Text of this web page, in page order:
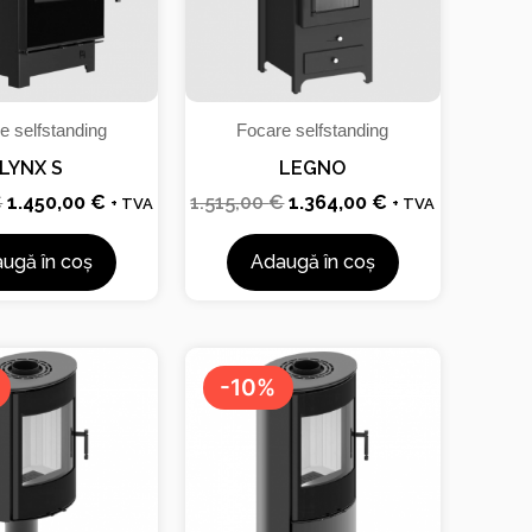
selfstanding
S
1.450,00 € + TVA
în coș
Focare selfstanding
LEGNO
1.515,00€ 1.364,00 € + TVA
Adaugă în coș
Prețul
inițial
a
2.114,00 €.
-10%
Prețul
inițial
a
2.075,00 €.